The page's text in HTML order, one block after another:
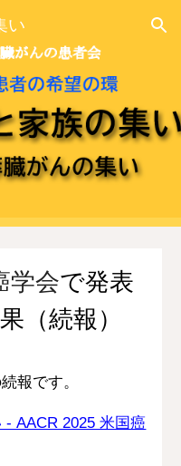
Skip to navigation
い
学会で発表
（続報）
報です。
AACR 2025 米国癌